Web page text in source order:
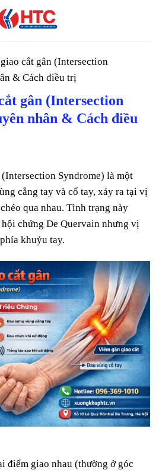
cắt gân (Intersection
& Cách điều trị
gân (Intersection
nhân & Cách điều
Syndrome) là một
cẳng tay và cổ tay, xảy ra tại vị
qua nhau. Tình trạng này
chứng De Quervain nhưng vị
khuỷu tay.
điểm giao nhau (thường ở góc